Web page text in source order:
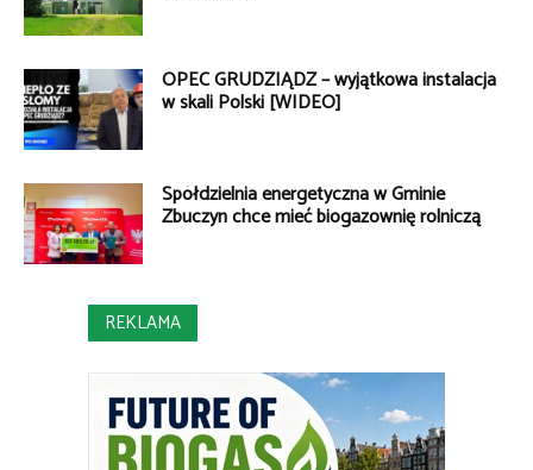
OPEC GRUDZIĄDZ – wyjątkowa instalacja
w skali Polski [WIDEO]
Spółdzielnia energetyczna w Gminie
Zbuczyn chce mieć biogazownię rolniczą
REKLAMA